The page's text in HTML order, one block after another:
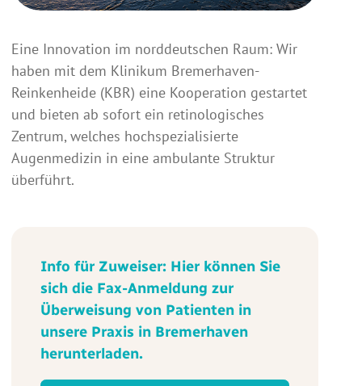
Eine Innovation im norddeutschen Raum: Wir
haben mit dem Klinikum Bremerhaven-
Reinkenheide (KBR) eine Kooperation gestartet
und bieten ab sofort ein retinologisches
Zentrum, welches hochspezialisierte
Augenmedizin in eine ambulante Struktur
überführt.
Info für Zuweiser: Hier können Sie
sich die Fax-Anmeldung zur
Überweisung von Patienten in
unsere Praxis in Bremerhaven
herunterladen.